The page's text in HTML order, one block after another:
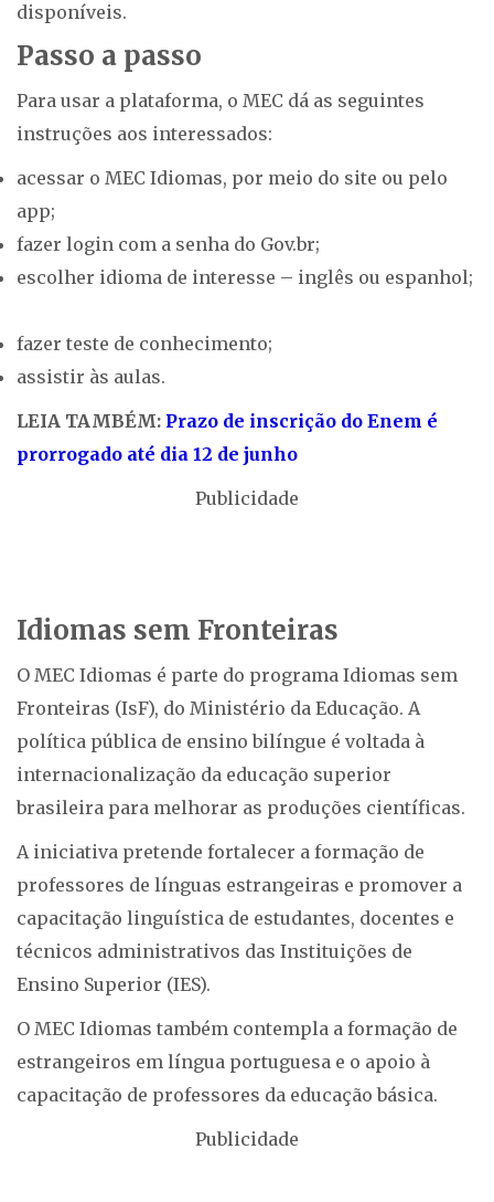
disponíveis.
Passo a passo
Para usar a plataforma, o MEC dá as seguintes
instruções aos interessados:
acessar o MEC Idiomas, por meio do site ou pelo
app;
fazer login com a senha do Gov.br;
escolher idioma de interesse – inglês ou espanhol;
fazer teste de conhecimento;
assistir às aulas.
LEIA TAMBÉM: Prazo de inscrição do Enem é
prorrogado até dia 12 de junho
Publicidade
Idiomas sem Fronteiras
O MEC Idiomas é parte do programa Idiomas sem
Fronteiras (IsF), do Ministério da Educação. A
política pública de ensino bilíngue é voltada à
internacionalização da educação superior
brasileira para melhorar as produções científicas.
A iniciativa pretende fortalecer a formação de
professores de línguas estrangeiras e promover a
capacitação linguística de estudantes, docentes e
técnicos administrativos das Instituições de
Ensino Superior (IES).
O MEC Idiomas também contempla a formação de
estrangeiros em língua portuguesa e o apoio à
capacitação de professores da educação básica.
Publicidade